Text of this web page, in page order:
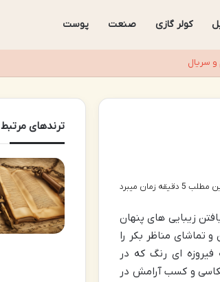
کولر گازی صنعت پوست
و سریال
زمان میبرد
زیبایی های پنهان
تماشای مناظر بکر را
فیروزه ای رنگ که در
و کسب آرامش در
ترندهای مرتبط